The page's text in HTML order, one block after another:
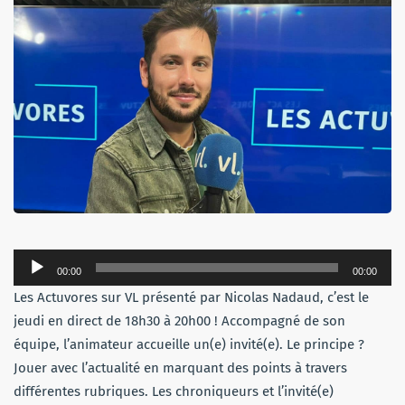
Lecteur
audio
00:00 00:00
Les Actuvores sur VL présenté par Nicolas Nadaud, c’est le
jeudi en direct de 18h30 à 20h00 ! Accompagné de son
équipe, l’animateur accueille un(e) invité(e). Le principe ?
Jouer avec l’actualité en marquant des points à travers
différentes rubriques. Les chroniqueurs et l’invité(e)